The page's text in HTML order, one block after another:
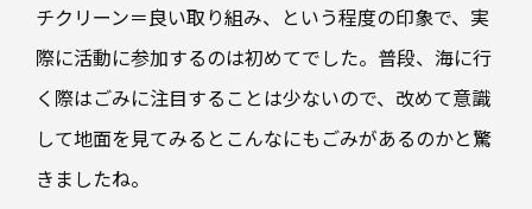
チクリーン＝良い取り組み、という程度の印象で、実
際に活動に参加するのは初めてでした。普段、海に行
く際はごみに注目することは少ないので、改めて意識
して地面を見てみるとこんなにもごみがあるのかと驚
きましたね。
流
通
性
の
改
善